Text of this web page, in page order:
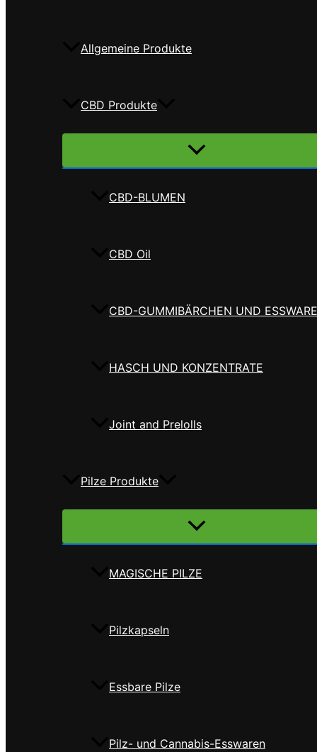
Allgemeine Produkte
CBD Produkte
Menü
CBD-BLUMEN
CBD Oil
CBD-GUMMIBÄRCHEN UND
HASCH UND KONZENTRATE
Joint and Prelolls
Pilze Produkte
Menü
MAGISCHE PILZE
Pilzkapseln
Essbare Pilze
Pilz- und Cannabis-Esswaren